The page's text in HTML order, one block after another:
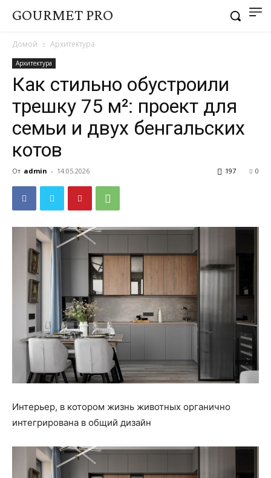
GOURMET PRO
Домой Архитектура
Архитектура
Как стильно обустроили
трешку 75 м²: проект для
семьи и двух бенгальских
котов
От admin - 14.05.2026 0
197
Интерьер, в котором жизнь животных органично
интегрирована в общий дизайн